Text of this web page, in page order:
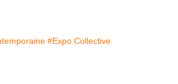
#Expo Collective